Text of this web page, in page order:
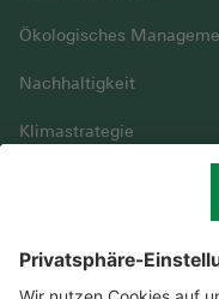
Ökologisches
Nachhaltigkeit
Klimastrategie
© DEVK 2026